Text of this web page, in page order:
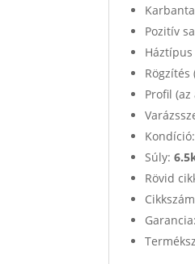
Pozitív
Háztípus
Profil
Kondíció:
Súly:
Rövid
Garancia: